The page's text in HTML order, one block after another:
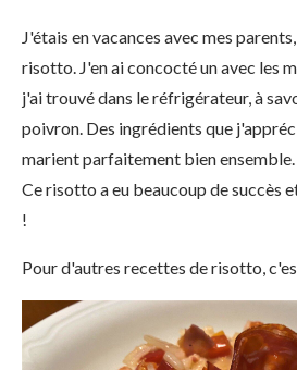
J'étais en vacances avec mes
risotto. J'en ai concocté un avec les
j'ai trouvé dans le réfrigérateur, à
poivron. Des ingrédients que
marient parfaitement bien ensemble.
Ce risotto a eu beaucoup de succès
!
Pour d'autres recettes de risotto,